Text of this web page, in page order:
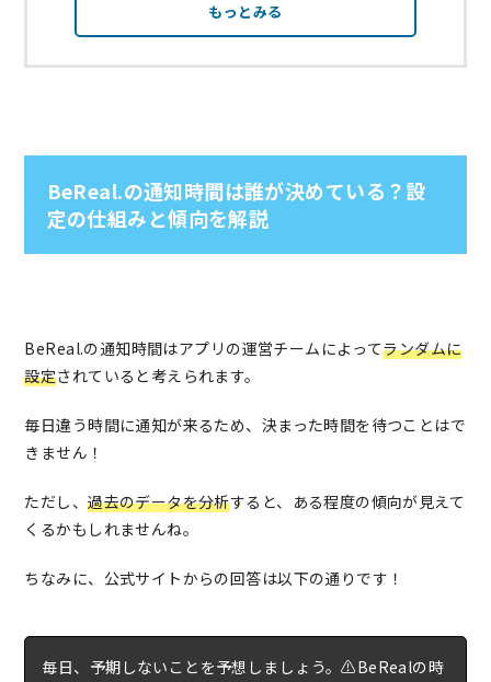
もっとみる
BeReal.の通知時間は誰が決めている？設
定の仕組みと傾向を解説
BeReal.の通知時間はアプリの運営チームによってランダムに
設定されていると考えられます。
毎日違う時間に通知が来るため、決まった時間を待つことはで
きません！
ただし、過去のデータを分析すると、ある程度の傾向が見えて
くるかもしれませんね。
ちなみに、公式サイトからの回答は以下の通りです！
毎日、予期しないことを予想しましょう。⚠️BeRealの時